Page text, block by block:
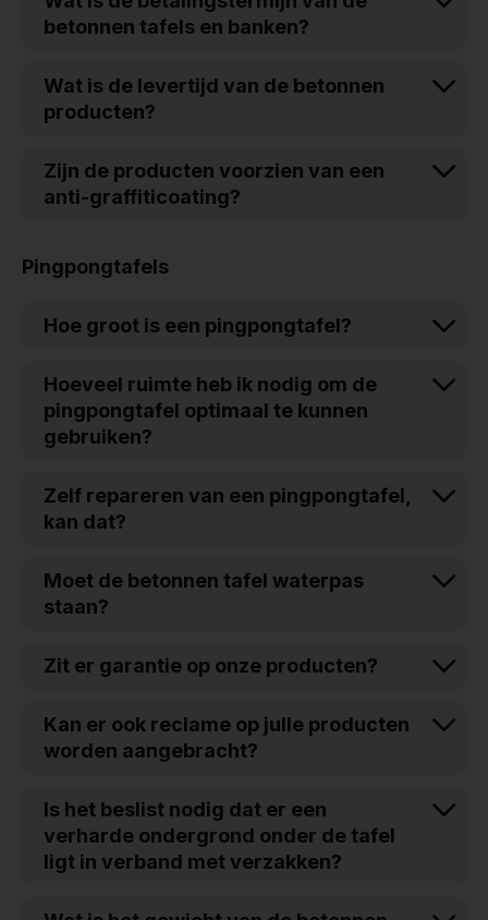
betonnen tafels en banken?
Wat is de levertijd van de betonnen
producten?
Zijn de producten voorzien van een
anti-graffiticoating?
Pingpongtafels
Hoe groot is een pingpongtafel?
Hoeveel ruimte heb ik nodig om de
pingpongtafel optimaal te kunnen
gebruiken?
Zelf repareren van een pingpongtafel,
kan dat?
Moet de betonnen tafel waterpas
staan?
Zit er garantie op onze producten?
Kan er ook reclame op julle producten
worden aangebracht?
Is het beslist nodig dat er een
verharde ondergrond onder de tafel
ligt in verband met verzakken?